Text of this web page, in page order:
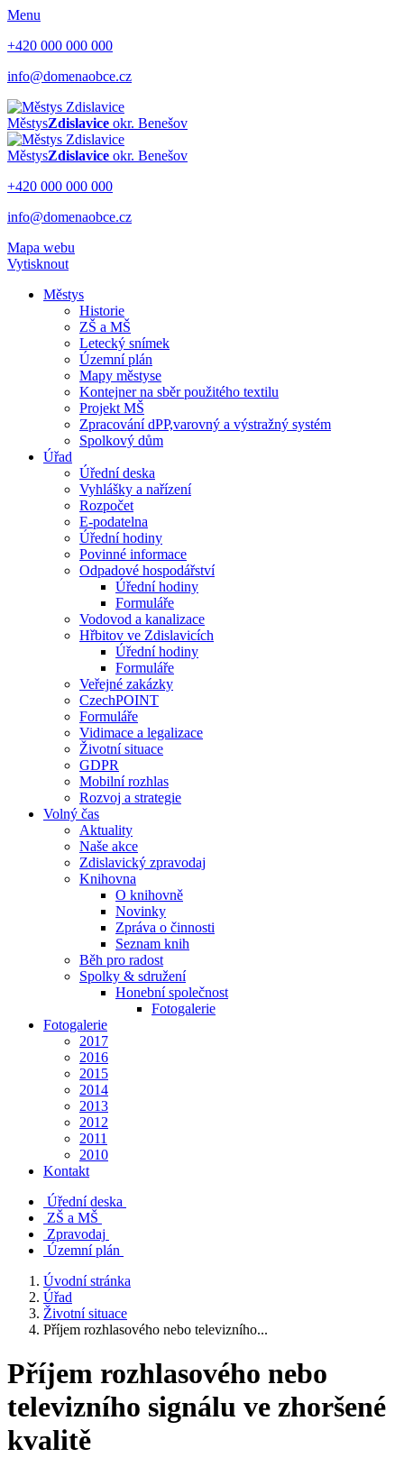
Menu
+420 000 000 000
info@domenaobce.cz
MěstysZdislavice okr. Benešov
MěstysZdislavice okr. Benešov
+420 000 000 000
info@domenaobce.cz
Mapa webu
Vytisknout
Městys
Historie
ZŠ a MŠ
Letecký snímek
Územní plán
Mapy městyse
Kontejner na sběr použitého textilu
Projekt MŠ
Zpracování dPP,varovný a výstražný systém
Spolkový dům
Úřad
Úřední deska
Vyhlášky a nařízení
Rozpočet
E-podatelna
Úřední hodiny
Povinné informace
Odpadové hospodářství
Úřední hodiny
Formuláře
Vodovod a kanalizace
Hřbitov ve Zdislavicích
Úřední hodiny
Formuláře
Veřejné zakázky
CzechPOINT
Formuláře
Vidimace a legalizace
Životní situace
GDPR
Mobilní rozhlas
Rozvoj a strategie
Volný čas
Aktuality
Naše akce
Zdislavický zpravodaj
Knihovna
O knihovně
Novinky
Zpráva o činnosti
Seznam knih
Běh pro radost
Spolky & sdružení
Honební společnost
Fotogalerie
Fotogalerie
2017
2016
2015
2014
2013
2012
2011
2010
Kontakt
Úřední deska
ZŠ a MŠ
Zpravodaj
Územní plán
Úvodní stránka
Úřad
Životní situace
Příjem rozhlasového nebo televizního...
Příjem rozhlasového nebo
televizního signálu ve zhoršené
kvalitě